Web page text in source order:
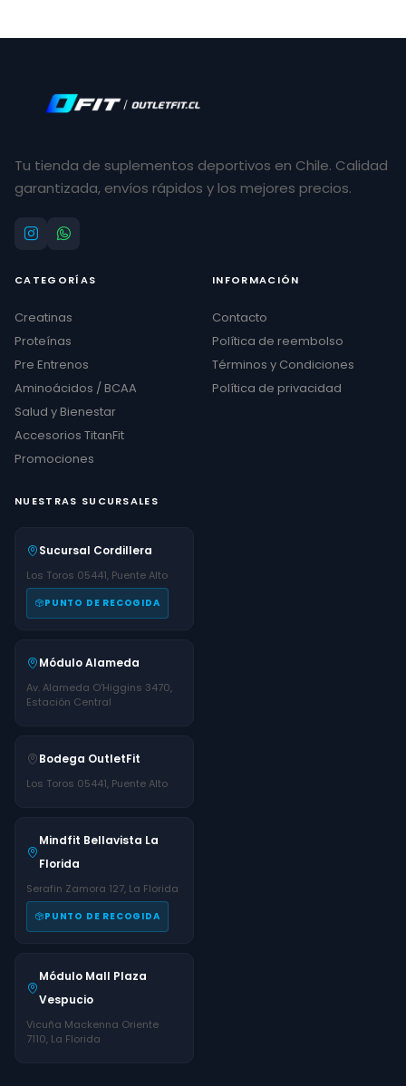
Tu tienda de suplementos deportivos en Chile. Calidad
garantizada, envíos rápidos y los mejores precios.
CATEGORÍAS
Creatinas
Proteínas
Pre Entrenos
Aminoácidos / BCAA
Salud y Bienestar
Accesorios TitanFit
Promociones
INFORMACIÓN
Contacto
Política de reembolso
Términos y Condiciones
Política de privacidad
NUESTRAS SUCURSALES
Sucursal Cordillera
Los Toros 05441, Puente Alto
PUNTO DE RECOGIDA
Módulo Alameda
Av. Alameda O'Higgins 3470,
Estación Central
Bodega OutletFit
Los Toros 05441, Puente Alto
Mindfit Bellavista La
Florida
Serafin Zamora 127, La Florida
PUNTO DE RECOGIDA
Módulo Mall Plaza
Vespucio
Vicuña Mackenna Oriente
7110, La Florida